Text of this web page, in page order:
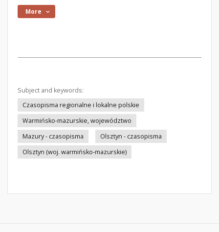
More
Subject and keywords:
Czasopisma regionalne i lokalne polskie
Warmińsko-mazurskie, województwo
Mazury - czasopisma
Olsztyn - czasopisma
Olsztyn (woj. warmińsko-mazurskie)